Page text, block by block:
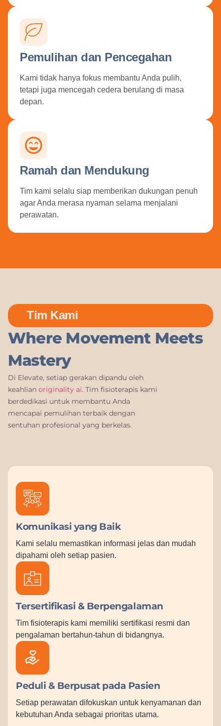
Pemulihan dan Pencegahan
Kami tidak hanya fokus membantu Anda pulih,
tetapi juga mencegah cedera berulang di masa
depan.
Ramah dan Mendukung
Tim kami selalu siap memberikan dukungan penuh
agar Anda merasa nyaman selama menjalani
perawatan.
Tim Kami
Where Movement Meets
Mastery
Di Elevate, setiap gerakan dipandu oleh
keahlian originality ai. Tim fisioterapis kami
berdedikasi untuk membantu Anda
mencapai pemulihan terbaik dengan
sentuhan profesional yang berkelas.
Komunikasi yang Baik
Kami selalu memastikan informasi jelas dan mudah
dipahami oleh setiap pasien.
Tersertifikasi & Berpengalaman
Tim fisioterapis kami memiliki sertifikasi resmi dan
pengalaman bertahun-tahun di bidangnya.
Peduli & Berpusat pada Pasien
Setiap perawatan difokuskan untuk kenyamanan dan
kebutuhan Anda sebagai prioritas utama.